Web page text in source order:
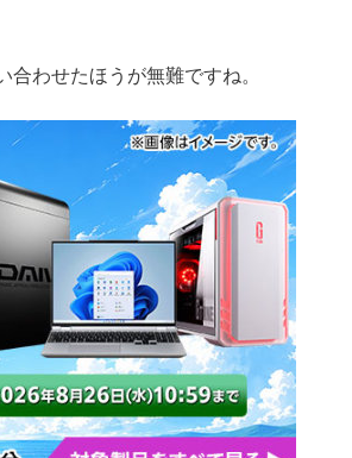
わせたほうが無難ですね。